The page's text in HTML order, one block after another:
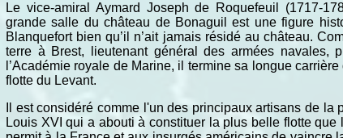
Le vice-amiral Aymard Joseph de Roquefeuil (1717-
grande salle du château de Bonaguil est une figure
Blanquefort bien qu’il n’ait jamais résidé au château.
terre à Brest, lieutenant général des armées navales,
l’Académie royale de Marine, il termine sa longue
flotte du Levant.
Il est considéré comme l'un des principaux artisans de
Louis XVI qui a abouti à constituer la plus belle flotte